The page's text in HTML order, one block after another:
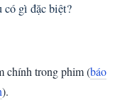
có gì đặc biệt?
chính trong phim (báo
).